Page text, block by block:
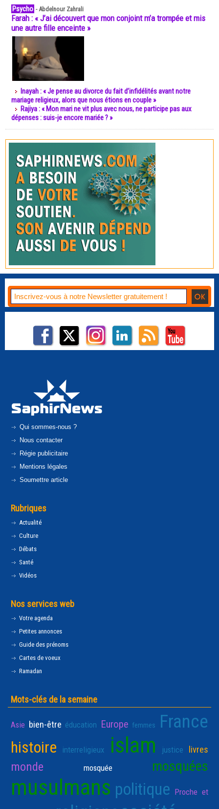
Psycho -Abdelnour Zahrali
Farah : « J’ai découvert que mon conjoint m’a trompée et mis
une autre fille enceinte »
Inayah : « Je pense au divorce du fait d’infidélités avant notre
mariage religieux, alors que nous étions en couple »
Rajiya : « Mon mari ne vit plus avec nous, ne participe pas aux
dépenses : suis-je encore mariée ? »
Qui sommes-nous ?
Nous contacter
Régie publicitaire
Mentions légales
Soumettre article
Rubriques
Actualité
Culture
Débats
Santé
Vidéos
Nos services web
Votre agenda
Petites annonces
Guide des prénoms
Cartes de voeux
Ramadan
Mots-clés de la semaine
Asie bien-être éducation Europe femmes France
histoire interreligieux islam justice livres
monde mosquée mosquées
musulmans politique Proche et